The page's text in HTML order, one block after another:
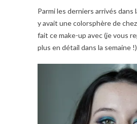
Parmi les derniers arrivés dans
y avait une colorsphère de chez
fait ce make-up avec (je vous
plus en détail dans la semaine !)